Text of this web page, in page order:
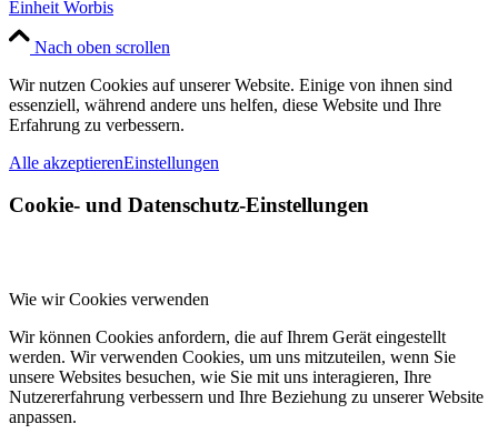
Einheit Worbis
Nach oben scrollen
Wir nutzen Cookies auf unserer Website. Einige von ihnen sind
essenziell, während andere uns helfen, diese Website und Ihre
Erfahrung zu verbessern.
Alle akzeptierenEinstellungen
Cookie- und Datenschutz-Einstellungen
Wie wir Cookies verwenden
Wir können Cookies anfordern, die auf Ihrem Gerät eingestellt
werden. Wir verwenden Cookies, um uns mitzuteilen, wenn Sie
unsere Websites besuchen, wie Sie mit uns interagieren, Ihre
Nutzererfahrung verbessern und Ihre Beziehung zu unserer Website
anpassen.